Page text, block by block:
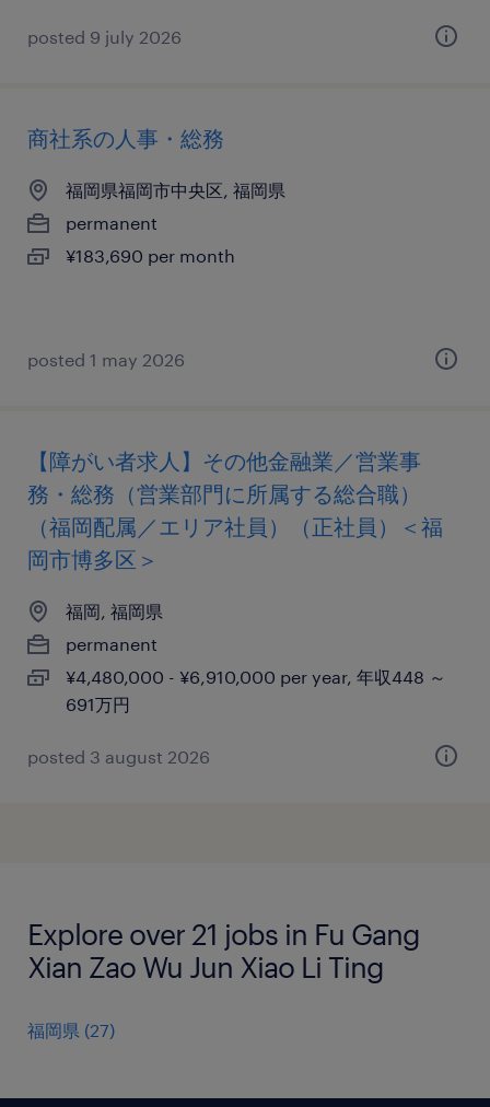
posted 9 july 2026
商社系の人事・総務
福岡県福岡市中央区, 福岡県
permanent
¥183,690 per month
posted 1 may 2026
【障がい者求人】その他金融業／営業事
務・総務（営業部門に所属する総合職）
（福岡配属／エリア社員）（正社員）＜福
岡市博多区＞
福岡, 福岡県
permanent
¥4,480,000 - ¥6,910,000 per year, 年収448 ～
691万円
posted 3 august 2026
Explore over 21 jobs in Fu Gang
Xian Zao Wu Jun Xiao Li Ting
福岡県 (27)